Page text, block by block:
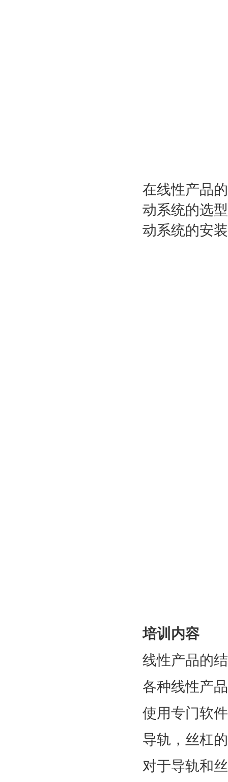
在线性产品的
动系统的选
动系统的安
培训内容
线性产品的
各种线性产
使用专门软
导轨，丝杠
对于导轨和